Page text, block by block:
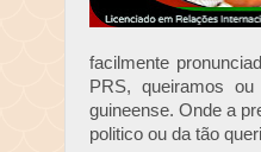
facilmente
PRS, queiramos
guineense. Onde a
politico ou da tão